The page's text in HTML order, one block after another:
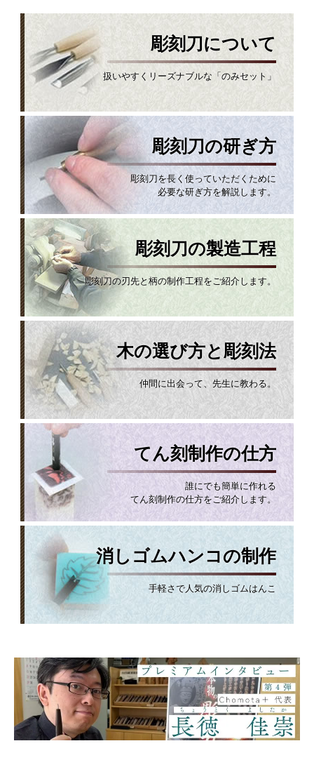
彫刻刀について
扱いやすくリーズナブルな「のみセット」
彫刻刀の研ぎ方
彫刻刀を長く使っていただくために
必要な研ぎ方を解説します。
彫刻刀の製造工程
彫刻刀の刃先と柄の制作工程をご紹介します。
木の選び方と彫刻法
仲間に出会って、先生に教わる。
てん刻制作の仕方
誰にでも簡単に作れる
てん刻制作の仕方をご紹介します。
消しゴムハンコの制作
手軽さで人気の消しゴムはんこ